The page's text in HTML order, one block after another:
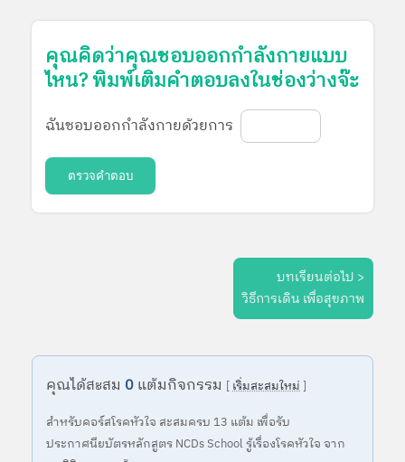
คุณคิดว่าคุณชอบออกกำลังกายแบบ
ไหน? พิมพ์เติมคำตอบลงในช่องว่างจ๊ะ
ฉันชอบออกกำลังกายด้วยการ
ตรวจคำตอบ
บทเรียนต่อไป >
วิธีการเดิน เพื่อสุขภาพ
คุณได้สะสม 0แต้มกิจกรรม [เริ่มสะสมใหม่]
สำหรับคอร์สโรคหัวใจ สะสมครบ 13 แต้ม เพื่อรับ
ประกาศนียบัตรหลักสูตร NCDs School รู้เรื่องโรคหัวใจ จาก